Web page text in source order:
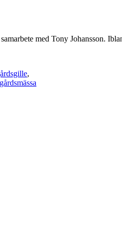
med Tony Johansson.
,